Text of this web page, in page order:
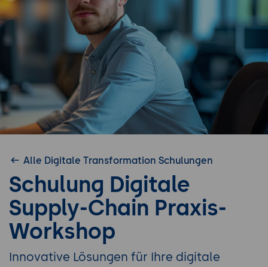
Alle Digitale Transformation Schulungen
Schulung Digitale
Supply-Chain Praxis-
Workshop
Innovative Lösungen für Ihre digitale